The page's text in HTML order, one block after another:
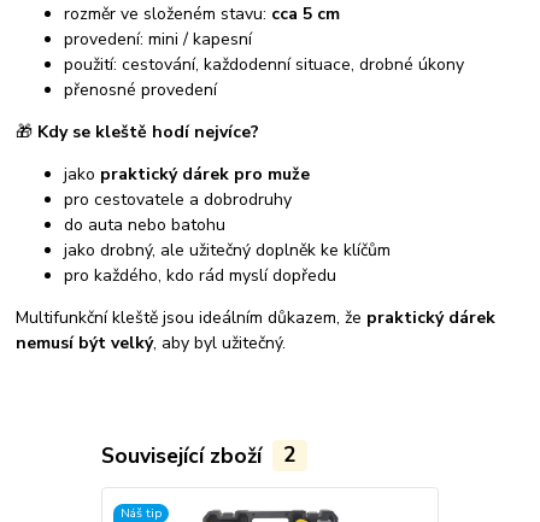
rozměr ve složeném stavu: cca 5 cm
provedení: mini / kapesní
použití: cestování, každodenní situace, drobné úkony
přenosné provedení
🎁 Kdy se kleště hodí nejvíce?
jako praktický dárek pro muže
pro cestovatele a dobrodruhy
do auta nebo batohu
jako drobný, ale užitečný doplněk ke klíčům
pro každého, kdo rád myslí dopředu
Multifunkční kleště jsou ideálním důkazem, že praktický dárek
nemusí být velký, aby byl užitečný.
Související zboží 2
Náš tip